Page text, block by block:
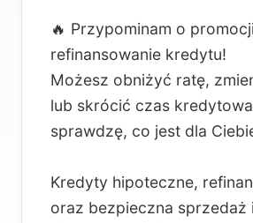
🔥 Przypominam o
refinansowanie kredytu!
Możesz obniżyć ratę,
lub skrócić czas
sprawdzę, co jest dla
Kredyty hipoteczne,
oraz bezpieczna sprzedaż